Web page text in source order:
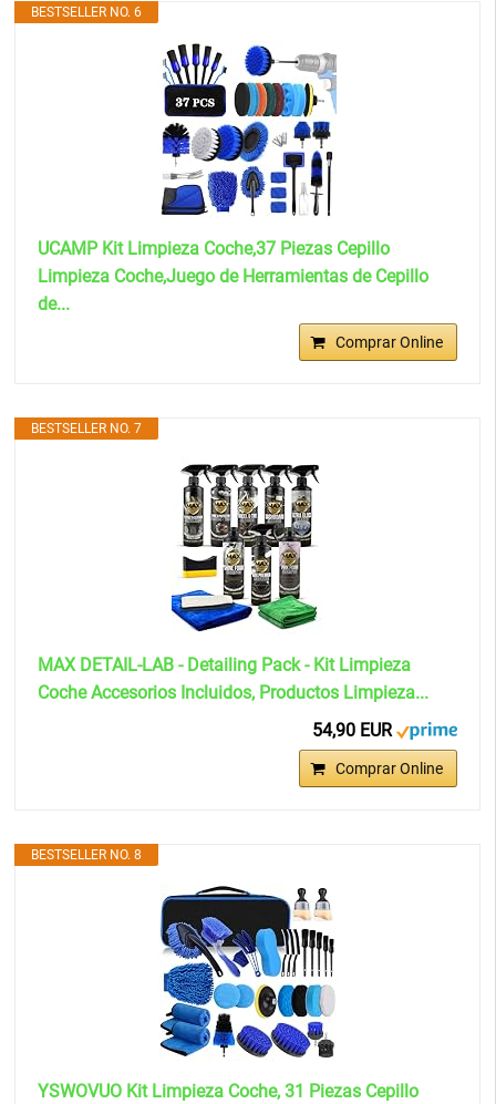
BESTSELLER NO. 6
UCAMP Kit Limpieza Coche,37 Piezas Cepillo
Limpieza Coche,Juego de Herramientas de Cepillo
de...
Comprar Online
BESTSELLER NO. 7
MAX DETAIL-LAB - Detailing Pack - Kit Limpieza
Coche Accesorios Incluidos, Productos Limpieza...
54,90 EUR
Comprar Online
BESTSELLER NO. 8
YSWOVUO Kit Limpieza Coche, 31 Piezas Cepillo